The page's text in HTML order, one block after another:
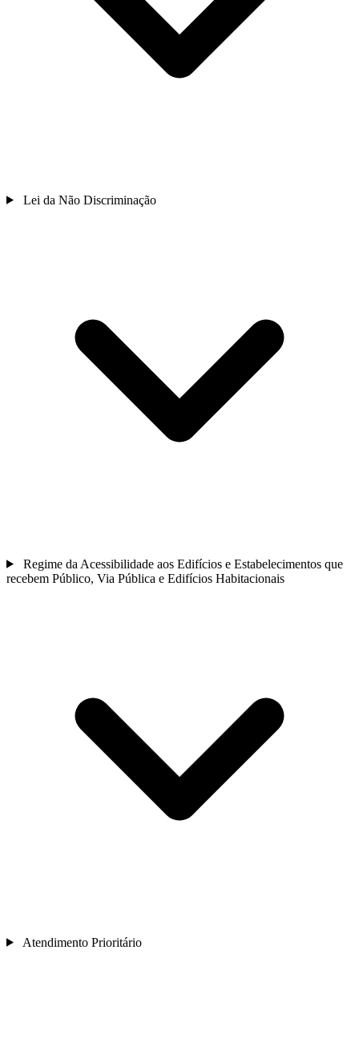
Lei da Não Discriminação
Regime da Acessibilidade aos Edifícios e Estabelecimentos que
recebem Público, Via Pública e Edifícios Habitacionais
Atendimento Prioritário